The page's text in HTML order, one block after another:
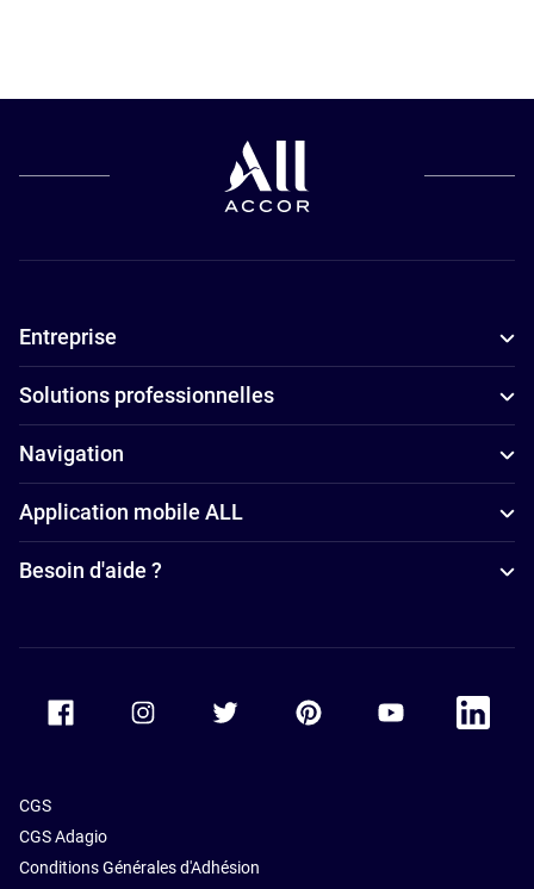
familles à
Hôtels avec
parking à
Geneva
Hôtels
d’affaires à
Geneva
Hôtels
4 étoiles à
Entreprise
Solutions professionnelles
Navigation
Application mobile ALL
Besoin d'aide ?
Accor Facebook Accor TwitterAccor PinterestAccor Youtube
Accor
CGS
CGS Adagio
Conditions Générales d'Adhésion